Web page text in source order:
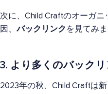
次に、Child Craftのオーガ
因、バックリンク を見てみま
3. より多くのバック
2023年の秋、Child Craftは